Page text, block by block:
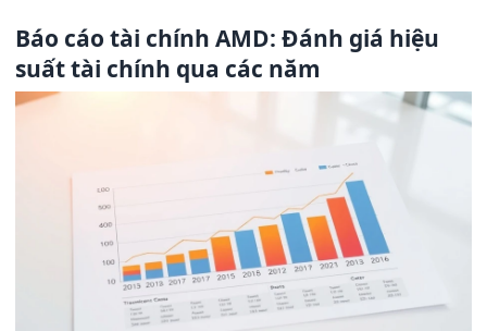
Báo cáo tài chính AMD: Đánh giá hiệu
suất tài chính qua các năm